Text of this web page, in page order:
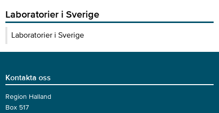
Laboratorier i Sverige
Laboratorier i Sverige
Kontakta oss
Region Halland
Box 517